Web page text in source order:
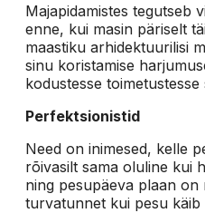
Majapidamistes tegutseb
enne, kui masin päriselt
maastiku arhidektuurilisi
sinu koristamise
kodustesse
Perfektsionistid
Need on inimesed, kelle
rõivasilt sama oluline kui
ning pesupäeva plaan
turvatunnet kui pesu käib